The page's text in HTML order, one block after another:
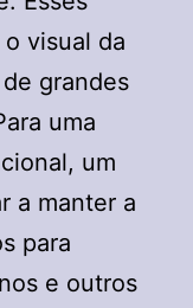
visual da
grandes
uma
um
a manter a
para
e outros